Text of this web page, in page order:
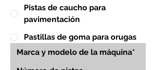
Pistas de caucho para
pavimentación
Pastillas de goma para orugas